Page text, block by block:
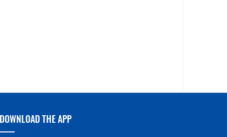
THE APP